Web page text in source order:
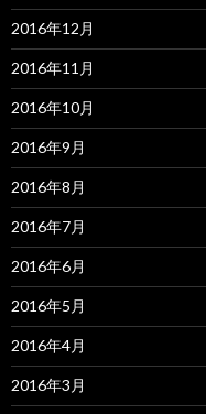
2016年12月
2016年11月
2016年10月
2016年9月
2016年8月
2016年7月
2016年6月
2016年5月
2016年4月
2016年3月